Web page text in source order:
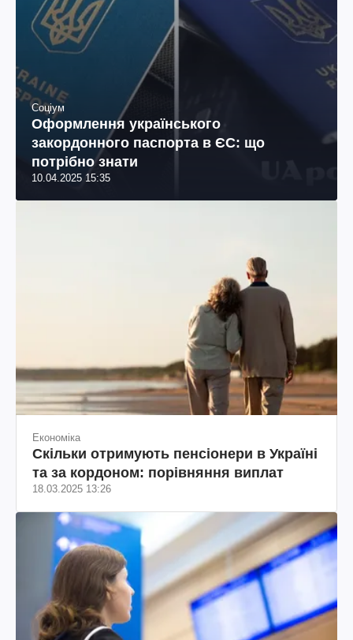
Соціум
Оформлення українського
закордонного паспорта в ЄС: що
потрібно знати
10.04.2025 15:35
Економіка
Скільки отримують пенсіонери в Україні
та за кордоном: порівняння виплат
18.03.2025 13:26